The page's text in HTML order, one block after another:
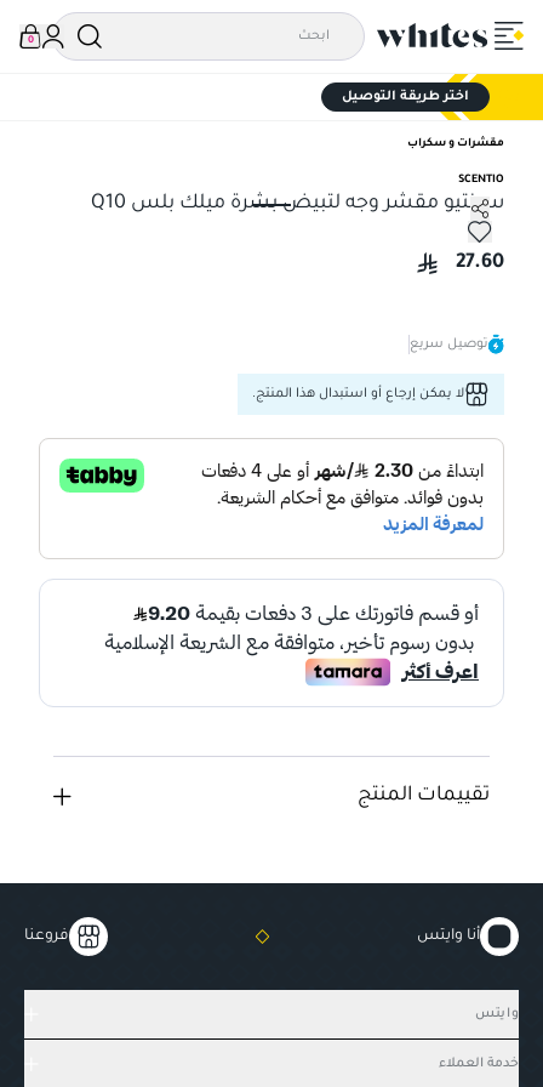
0
اختر طريقة التوصيل
مقشرات و سكراب
SCENTIO
سينتيو مقشر وجه لتبيض بشرة ميلك بلس Q10
سينتيو مقشر وجه لتبيض بشرة ميلك بلس Q10
27.60
توصيل سريع
لا يمكن إرجاع أو استبدال هذا المنتج.
تقييمات المنتج
أنا وايتس فروعنا
وايتس
خدمة العملاء